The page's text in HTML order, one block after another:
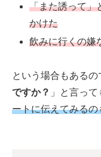
「また誘って」
かけた
飲みに行くの嫌
という場合もあるの
ですか？ 」と言っ
ートに伝えてみる